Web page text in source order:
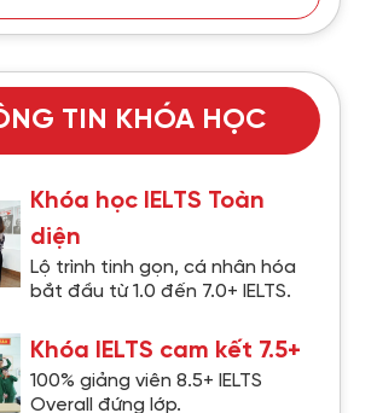
TIN KHÓA HỌC
Khóa học IELTS Toàn
diện
Lộ trình tinh gọn, cá nhân hóa
bắt đầu từ 1.0 đến 7.0+ IELTS.
Khóa IELTS cam kết 7.5+
100% giảng viên 8.5+ IELTS
Overall đứng lớp.